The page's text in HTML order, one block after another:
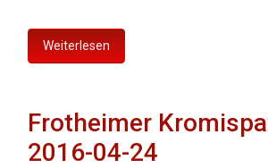
Weiterlesen
Frotheimer
2016-04-24